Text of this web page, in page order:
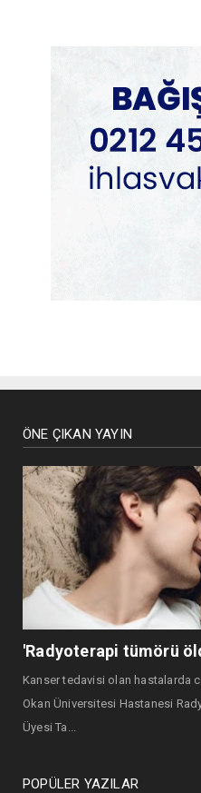
ÖNE ÇIKAN YAYIN
'Radyoterapi tümörü
Kanser tedavisi olan hastalarda
Okan Üniversitesi Hastanesi
Üyesi Ta...
POPÜLER YAZILAR